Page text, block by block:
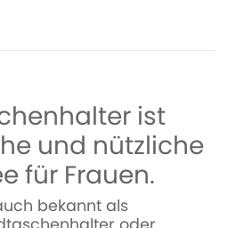
ist
und nützliche
für Frauen.
bekannt als